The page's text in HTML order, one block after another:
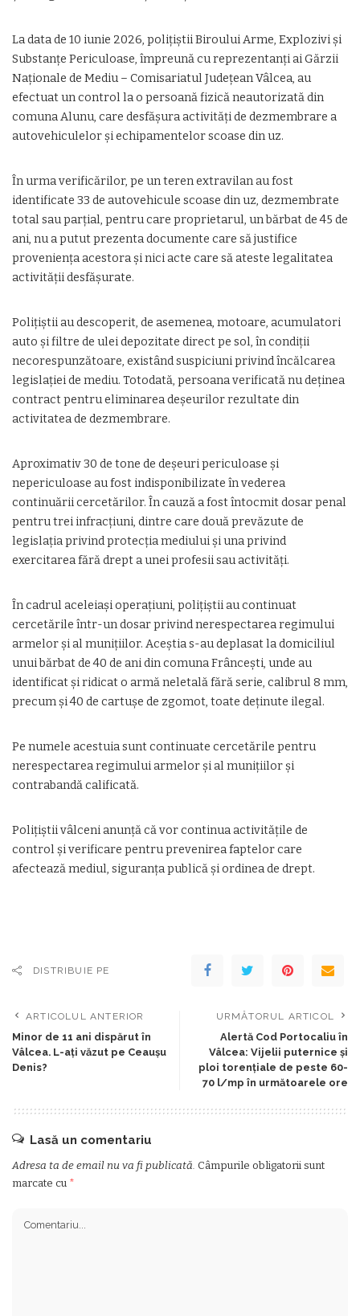
La data de 10 iunie 2026, polițiștii Biroului Arme, Explozivi și
Substanțe Periculoase, împreună cu reprezentanți ai Gărzii
Naționale de Mediu – Comisariatul Județean Vâlcea, au
efectuat un control la o persoană fizică neautorizată din
comuna Alunu, care desfășura activități de dezmembrare a
autovehiculelor și echipamentelor scoase din uz.
În urma verificărilor, pe un teren extravilan au fost
identificate 33 de autovehicule scoase din uz, dezmembrate
total sau parțial, pentru care proprietarul, un bărbat de 45 de
ani, nu a putut prezenta documente care să justifice
proveniența acestora și nici acte care să ateste legalitatea
activității desfășurate.
Polițiștii au descoperit, de asemenea, motoare, acumulatori
auto și filtre de ulei depozitate direct pe sol, în condiții
necorespunzătoare, existând suspiciuni privind încălcarea
legislației de mediu. Totodată, persoana verificată nu deținea
contract pentru eliminarea deșeurilor rezultate din
activitatea de dezmembrare.
Aproximativ 30 de tone de deșeuri periculoase și
nepericuloase au fost indisponibilizate în vederea
continuării cercetărilor. În cauză a fost întocmit dosar penal
pentru trei infracțiuni, dintre care două prevăzute de
legislația privind protecția mediului și una privind
exercitarea fără drept a unei profesii sau activități.
În cadrul aceleiași operațiuni, polițiștii au continuat
cercetările într-un dosar privind nerespectarea regimului
armelor și al munițiilor. Aceștia s-au deplasat la domiciliul
unui bărbat de 40 de ani din comuna Frâncești, unde au
identificat și ridicat o armă neletală fără serie, calibrul 8 mm,
precum și 40 de cartușe de zgomot, toate deținute ilegal.
Pe numele acestuia sunt continuate cercetările pentru
nerespectarea regimului armelor și al munițiilor și
contrabandă calificată.
Polițiștii vâlceni anunță că vor continua activitățile de
control și verificare pentru prevenirea faptelor care
afectează mediul, siguranța publică și ordinea de drept.
DISTRIBUIE PE
ARTICOLUL ANTERIOR
Minor de 11 ani dispărut în
Vâlcea. L-ați văzut pe Ceaușu
Denis?
URMĂTORUL ARTICOL
Alertă Cod Portocaliu în
Vâlcea: Vijelii puternice și
ploi torențiale de peste 60-
70 l/mp în următoarele ore
Lasă un comentariu
Adresa ta de email nu va fi publicată. Câmpurile obligatorii sunt
marcate cu *